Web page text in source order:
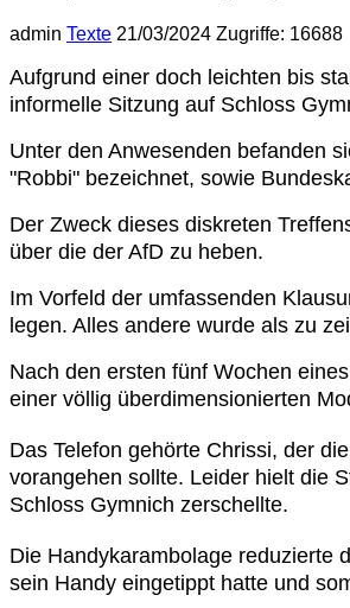
admin Texte 21/03/2024 Zugriffe: 16688
Aufgrund einer doch leichten bis
informelle Sitzung auf Schloss
Unter den Anwesenden befanden
"Robbi" bezeichnet, sowie
Der Zweck dieses diskreten
über die der AfD zu heben.
Im Vorfeld der umfassenden
legen. Alles andere wurde als zu
Nach den ersten fünf Wochen
einer völlig überdimensionierten
Das Telefon gehörte Chrissi, der
vorangehen sollte. Leider hielt die
Schloss Gymnich zerschellte.
Die Handykarambolage reduzierte
sein Handy eingetippt hatte und